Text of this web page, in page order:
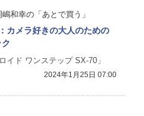
嶋和幸の「あとで買う」
カメラ好きの大人のための
イド ワンステップ SX-70」
2024年1月25日 07:00